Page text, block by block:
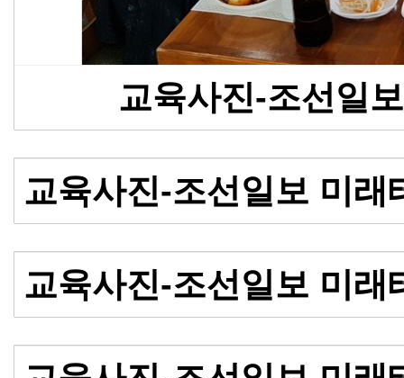
교육사진-조선일
교육사진-조선일보 미
교육사진-조선일보 미